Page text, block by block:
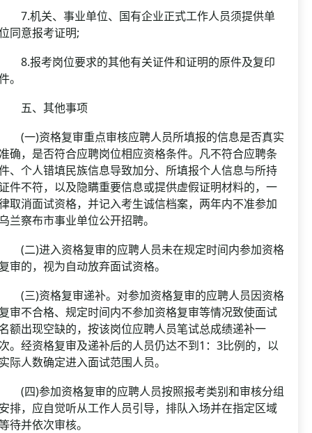
机关、事业单位、国有企业正式工作人员须提供单
同意报考证明;
报考岗位要求的其他有关证件和证明的原件及复印
。
、其他事项
一)资格复审重点审核应聘人员所填报的信息是否真实
确，是否符合应聘岗位相应资格条件。凡不符合应聘条
、个人错填民族信息导致加分、所填报个人信息与所持
件不符，以及隐瞒重要信息或提供虚假证明材料的，一
取消面试资格，并记入考生诚信档案，两年内不准参加
兰察布市事业单位公开招聘。
二)进入资格复审的应聘人员未在规定时间内参加资格
审的，视为自动放弃面试资格。
三)资格复审递补。对参加资格复审的应聘人员因资格
审不合格、规定时间内不参加资格复审等情况致使面试
额出现空缺的，按该岗位应聘人员笔试总成绩递补一
。经资格复审及递补后的人员仍达不到1：3比例的，以
际人数确定进入面试范围人员。
四)参加资格复审的应聘人员按照报考类别和审核分组
排，应自觉听从工作人员引导，排队入场并在指定区域
待并依次审核。